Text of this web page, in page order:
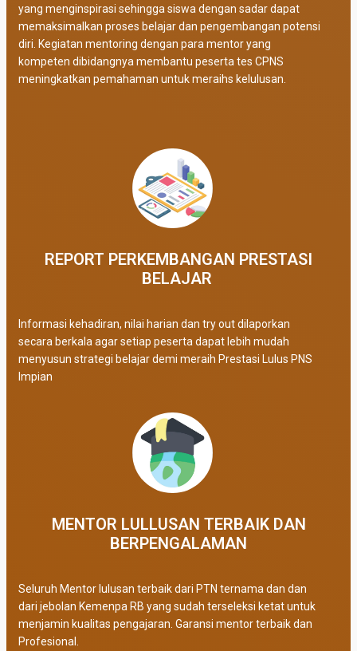
yang menginspirasi sehingga siswa dengan sadar dapat
memaksimalkan proses belajar dan pengembangan potensi
diri. Kegiatan mentoring dengan para mentor yang
kompeten dibidangnya membantu peserta tes CPNS
meningkatkan pemahaman untuk meraihs kelulusan.
REPORT PERKEMBANGAN PRESTASI
BELAJAR ​
Informasi kehadiran, nilai harian dan try out dilaporkan
secara berkala agar setiap peserta dapat lebih mudah
menyusun strategi belajar demi meraih Prestasi Lulus PNS
Impian
MENTOR LULLUSAN TERBAIK DAN
BERPENGALAMAN
Seluruh Mentor lulusan terbaik dari PTN ternama dan dan
dari jebolan Kemenpa RB yang sudah terseleksi ketat untuk
menjamin kualitas pengajaran. Garansi mentor terbaik dan
Profesional.